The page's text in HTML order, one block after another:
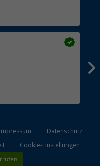
Impressum
Datenschutz
Cookie-Einstellungen